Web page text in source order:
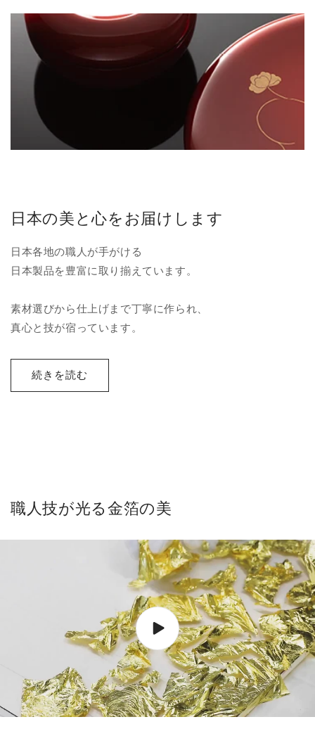
日本の美と心をお届けします
日本各地の職人が手がける
日本製品を豊富に取り揃えています。
素材選びから仕上げまで丁寧に作られ、
真心と技が宿っています。
続きを読む
職人技が光る金箔の美